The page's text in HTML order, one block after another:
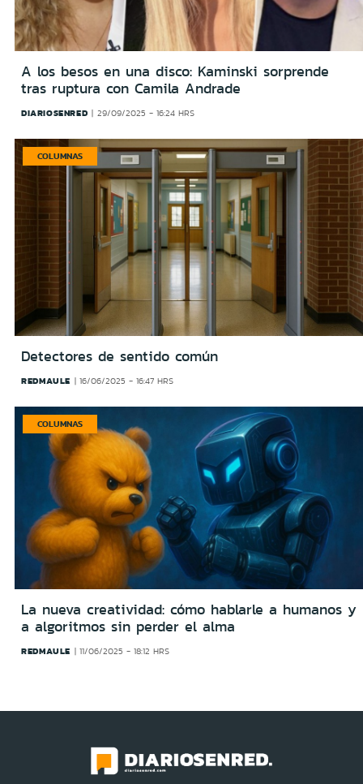
A los besos en una disco: Kaminski sorprende
tras ruptura con Camila Andrade
DIARIOSENRED 29/09/2025 - 16:24 HRS
COLUMNAS
Detectores de sentido común
REDMAULE 16/06/2025 - 16:47 HRS
COLUMNAS
La nueva creatividad: cómo hablarle a humanos y
a algoritmos sin perder el alma
REDMAULE 11/06/2025 - 18:12 HRS